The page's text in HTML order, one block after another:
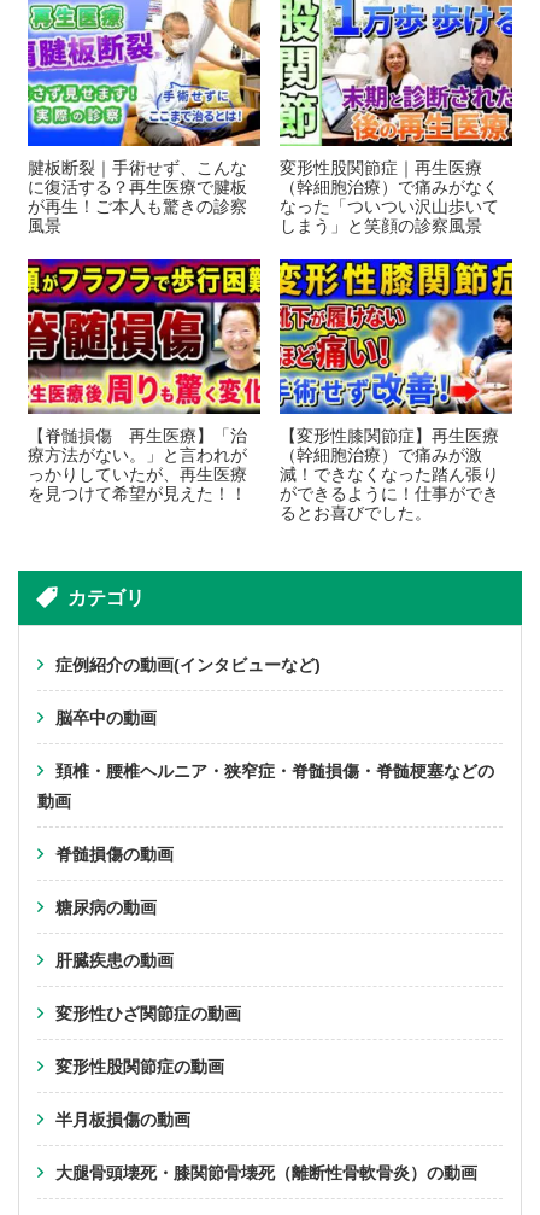
k
腱板断裂｜手術せず、こんな
に復活する？再生医療で腱板
が再生！ご本人も驚きの診察
風景
変形性股関節症｜再生医療
（幹細胞治療）で痛みがなく
なった「ついつい沢山歩いて
しまう」と笑顔の診察風景
【脊髄損傷 再生医療】「治
療方法がない。」と言われが
っかりしていたが、再生医療
を見つけて希望が見えた！！
【変形性膝関節症】再生医療
（幹細胞治療）で痛みが激
減！できなくなった踏ん張り
ができるように！仕事ができ
るとお喜びでした。
カテゴリ
症例紹介の動画(インタビューなど)
脳卒中の動画
頚椎・腰椎ヘルニア・狭窄症・脊髄損傷・脊髄梗塞などの
動画
脊髄損傷の動画
糖尿病の動画
肝臓疾患の動画
変形性ひざ関節症の動画
変形性股関節症の動画
半月板損傷の動画
大腿骨頭壊死・膝関節骨壊死（離断性骨軟骨炎）の動画